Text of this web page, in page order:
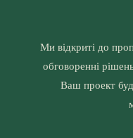
Ми відкриті до
обговоренні
Ваш проект